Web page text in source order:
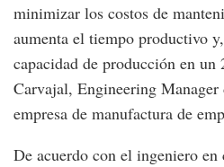
minimizar los costos de
aumenta el tiempo productivo
capacidad de producción en
Carvajal, Engineering
empresa de manufactura de
De acuerdo con el ingeniero